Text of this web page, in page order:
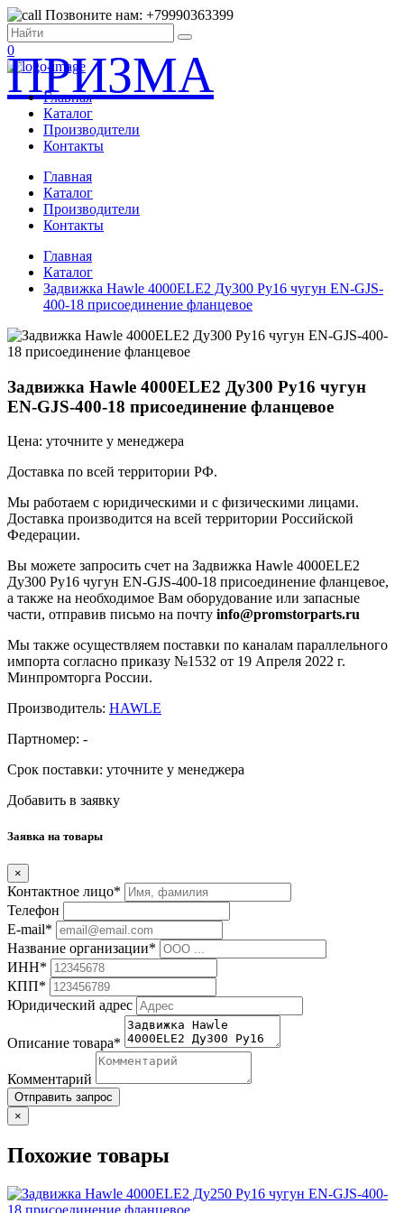
Позвоните нам: +79990363399
0
ПРИЗМА
Главная
Каталог
Производители
Контакты
Главная
Каталог
Производители
Контакты
Главная
Каталог
Задвижка Hawle 4000ELE2 Ду300 Ру16 чугун EN-GJS-
400-18 присоединение фланцевое
Задвижка Hawle 4000ELE2 Ду300 Ру16 чугун
EN-GJS-400-18 присоединение фланцевое
Цена: уточните у менеджера
Доставка по всей территории РФ.
Мы работаем с юридическими и с физическими лицами.
Доставка производится на всей территории Российской
Федерации.
Вы можете запросить счет на Задвижка Hawle 4000ELE2
Ду300 Ру16 чугун EN-GJS-400-18 присоединение фланцевое,
а также на необходимое Вам оборудование или запасные
части, отправив письмо на почту info@promstorparts.ru
Мы также осуществляем поставки по каналам параллельного
импорта согласно приказу №1532 от 19 Апреля 2022 г.
Минпромторга России.
Производитель: HAWLE
Партномер: -
Срок поставки: уточните у менеджера
Добавить в заявку
Заявка на товары
×
Контактное лицо*
Телефон
E-mail*
Название организации*
ИНН*
КПП*
Юридический адрес
Описание товара*
Комментарий
Отправить запрос
×
Похожие товары